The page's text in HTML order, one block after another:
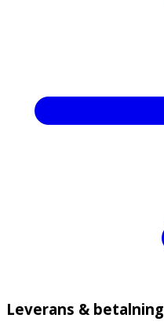
Leverans & betalning